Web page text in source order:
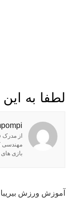
لطفا به این
از
مهندسی
بازی
آموزش ورزش